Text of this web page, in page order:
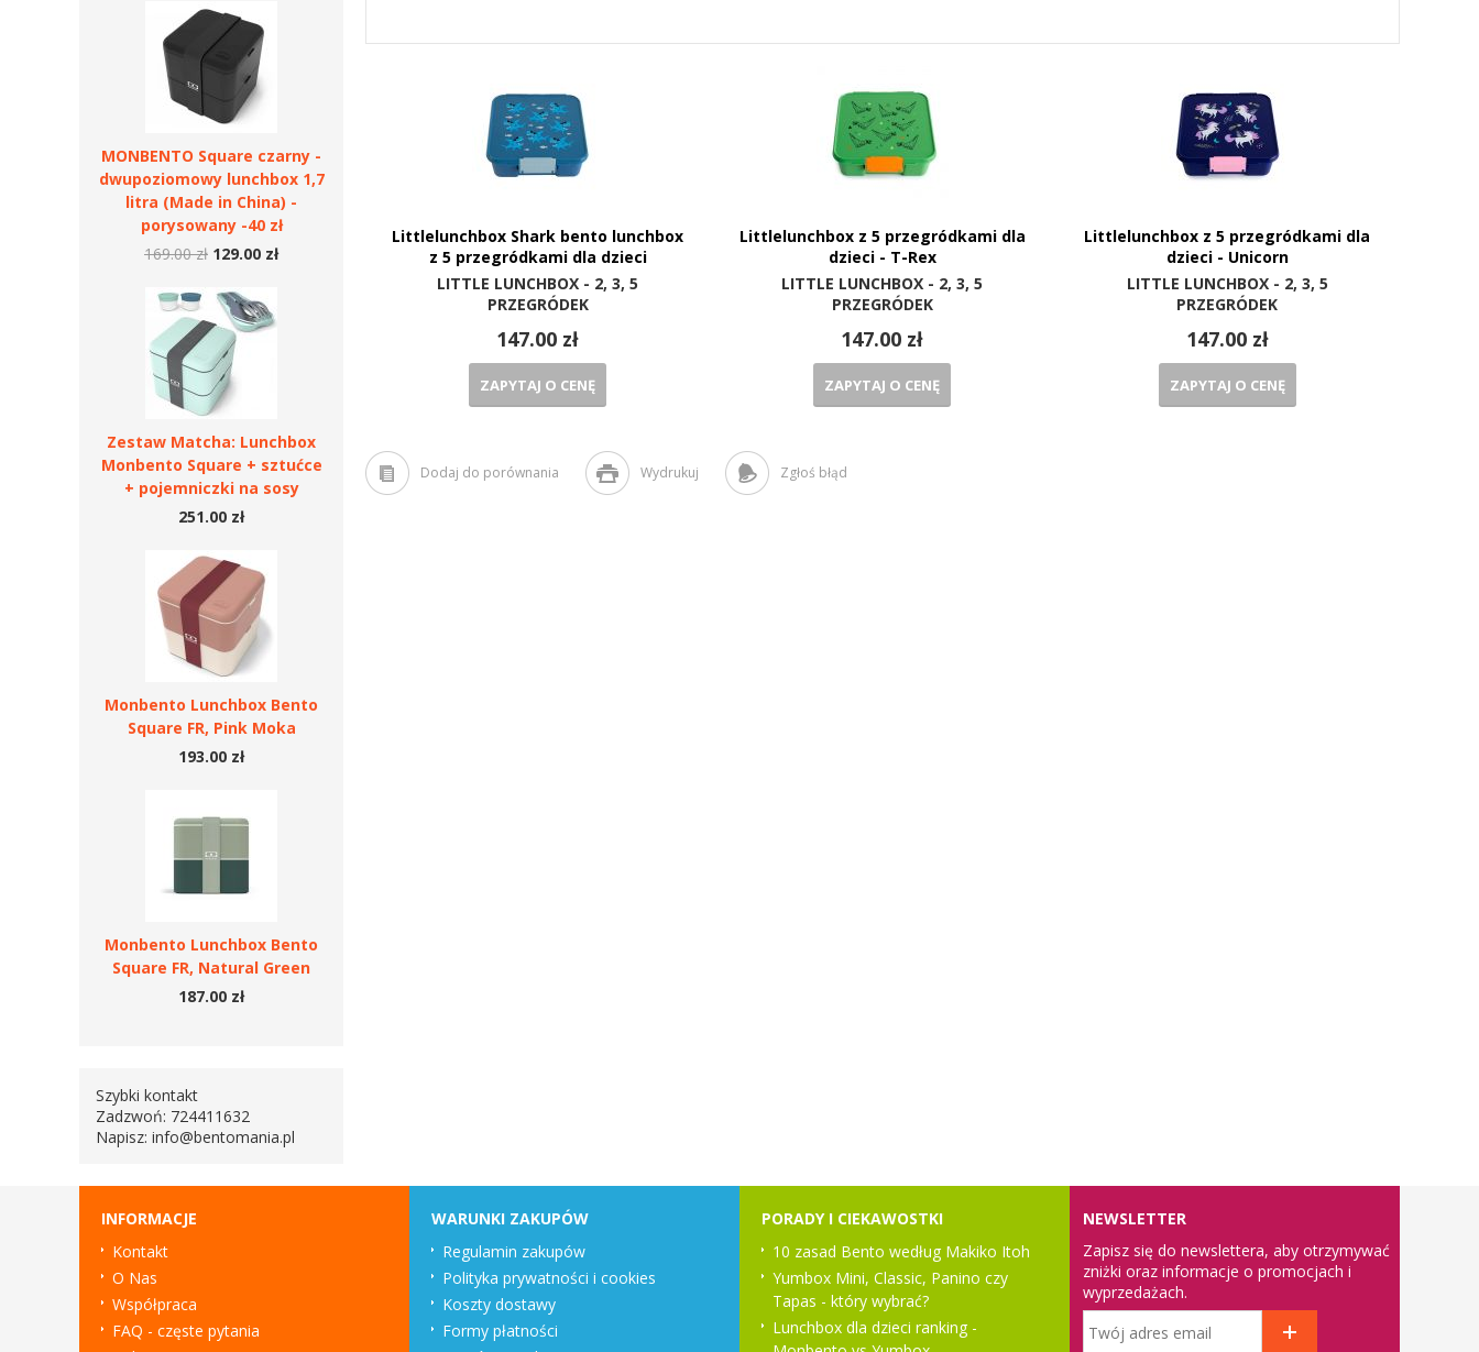
Littlelunchbox Shark bento lunchbox
z 5 przegródkami dla dzieci
LITTLE LUNCHBOX - 2, 3, 5
PRZEGRÓDEK
147.00 zł
ZAPYTAJ O CENĘ
Littlelunchbox z 5 przegródkami dla
dzieci - T-Rex
LITTLE LUNCHBOX - 2, 3, 5
PRZEGRÓDEK
147.00 zł
ZAPYTAJ O CENĘ
Littlelunchbox z 5 przegródkami dla
dzieci - Unicorn
LITTLE LUNCHBOX - 2, 3, 5
PRZEGRÓDEK
147.00 zł
ZAPYTAJ O CENĘ
Dodaj do porównania Wydrukuj Zgłoś błąd
MONBENTO Square czarny -
dwupoziomowy lunchbox 1,7
litra (Made in China) -
porysowany -40 zł
169.00 zł 129.00 zł
Zestaw Matcha: Lunchbox
Monbento Square + sztućce
+ pojemniczki na sosy
251.00 zł
Monbento Lunchbox Bento
Square FR, Pink Moka
193.00 zł
Monbento Lunchbox Bento
Square FR, Natural Green
187.00 zł
Szybki kontakt
Zadzwoń: 724411632
Napisz: info@bentomania.pl
INFORMACJE
Kontakt
O Nas
Współpraca
FAQ - częste pytania
WARUNKI ZAKUPÓW
Regulamin zakupów
Polityka prywatności i cookies
Koszty dostawy
Formy płatności
PORADY I CIEKAWOSTKI
10 zasad Bento według Makiko Itoh
Yumbox Mini, Classic, Panino czy
Tapas - który wybrać?
Lunchbox dla dzieci ranking -
NEWSLETTER
Zapisz się do newslettera, aby otrzymywać
zniżki oraz informacje o promocjach i
wyprzedażach.